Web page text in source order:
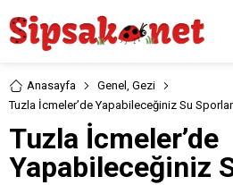
Anasayfa Genel , Gezi
Tuzla İcmeler’de Yapabileceğiniz Su
Tuzla İcmeler’de
Yapabileceğiniz